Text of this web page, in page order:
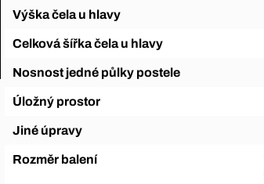
Výška čela u hlavy
Celková šířka čela u hlavy
Nosnost jedné půlky postele
Úložný prostor
Jiné úpravy
Rozměr balení